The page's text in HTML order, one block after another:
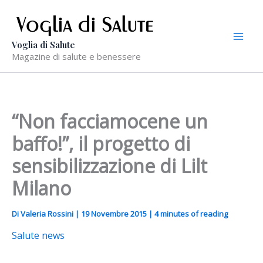
contenuto
Voglia di Salute
Magazine di salute e benessere
“Non facciamocene un
baffo!”, il progetto di
sensibilizzazione di Lilt
Milano
DiValeria Rossini | 19 Novembre 2015 | 4 minutes of reading
Salute news